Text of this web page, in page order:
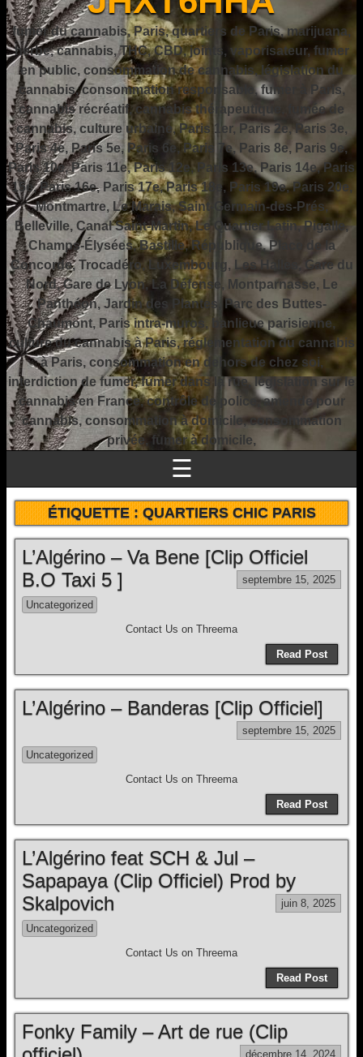
fumer du cannabis, Paris, quartiers de Paris, marijuana,
herbe, cannabis, THC, CBD, joints, vaporisateur, fumer
en public, consommation de cannabis, législation du
cannabis, consommation responsable, fumer à Paris,
cannabis récréatif, cannabis thérapeutique, fumée de
cannabis, culture urbaine, Paris 1er, Paris 2e, Paris 3e,
Paris 4e, Paris 5e, Paris 6e, Paris 7e, Paris 8e, Paris 9e,
Paris 10e, Paris 11e, Paris 12e, Paris 13e, Paris 14e, Paris
15e, Paris 16e, Paris 17e, Paris 18e, Paris 19e, Paris 20e,
Montmartre, Le Marais, Saint-Germain-des-Prés,
Belleville, Canal Saint-Martin, Le Quartier Latin, Pigalle,
Champs-Élysées, Bastille, République, Place de la
Concorde, Trocadéro, Luxembourg, Les Halles, Gare du
Nord, Gare de Lyon, La Défense, Montparnasse, Le
Panthéon, Jardin des Plantes, Parc des Buttes-
Chaumont, Paris intra-muros, banlieue parisienne,
culture du cannabis à Paris, réglementation du cannabis
à Paris, consommation en dehors de chez soi,
interdiction de fumer, fumer dans la rue, législation sur le
cannabis en France, contrôle de police, amende pour
cannabis, consommation à domicile, consommation
privée, fumer à domicile,
☰
ÉTIQUETTE :QUARTIERS CHIC PARIS
L’Algérino – Va Bene [Clip Officiel
B.O Taxi 5 ]
septembre 15, 2025
Uncategorized
Contact Us on Threema
Read Post
L’Algérino – Banderas [Clip Officiel]
septembre 15, 2025
Uncategorized
Contact Us on Threema
Read Post
L’Algérino feat SCH & Jul –
Sapapaya (Clip Officiel) Prod by
Skalpovich
juin 8, 2025
Uncategorized
Contact Us on Threema
Read Post
Fonky Family – Art de rue (Clip
décembre 14, 2024